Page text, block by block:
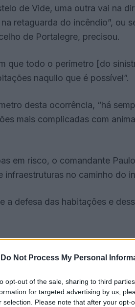
Do Not Process My Personal
opt-out of the sale, sharing to third
for targeted advertising by us,
selection. Please note that after your opt-
de Vide, uma outra vai na
retaguarda do incêndio”, ou
de Portalegre, precisou.
que todo o perímetro [do
naquilo que é possível”.
desta ocorrência, “há
mais complicadas com
em risco, o comandante
no caminho do
a defesa das habitações e
combate, a fonte referiu que,
como ferido ligeiro”,
tendo eclodido numa